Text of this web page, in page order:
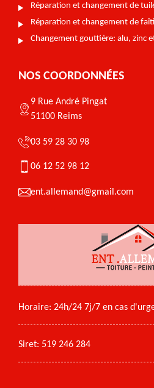
Réparation et changement de
Réparation et changement de
Changement gouttière: alu, zinc
NOS COORDONNÉES
9 Rue André Pingat
51100 Reims
03 59 28 30 98
06 12 52 98 12
ent.allemand@gmail.com
Horaire: 24h/24 7j/7 en cas
Siret: 519 246 284